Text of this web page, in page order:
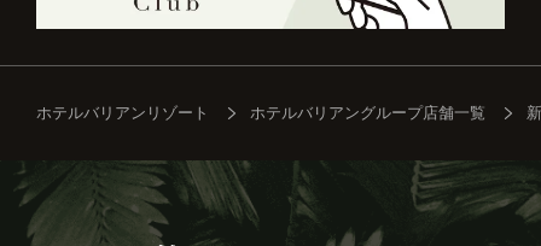
ホテルバリアンリゾート ホテルバリアングループ店舗一覧